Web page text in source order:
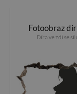
Fotoobraz
Díra ve zdi se